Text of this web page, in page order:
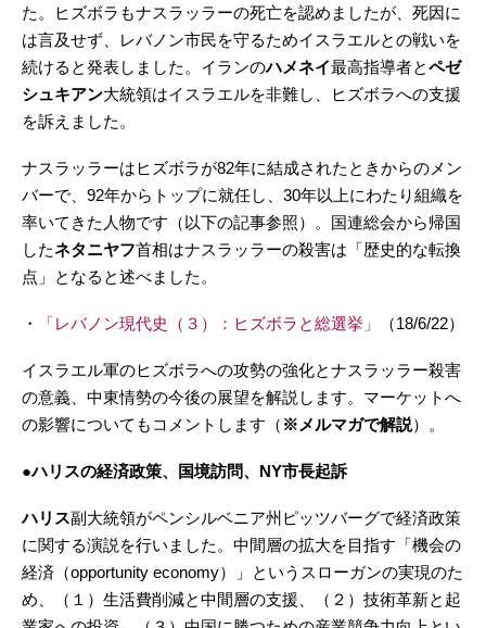
た。ヒズボラもナスラッラーの死亡を認めましたが、死因に
は言及せず、レバノン市民を守るためイスラエルとの戦いを
続けると発表しました。イランのハメネイ最高指導者とペゼ
シュキアン大統領はイスラエルを非難し、ヒズボラへの支援
を訴えました。
ナスラッラーはヒズボラが82年に結成されたときからのメン
バーで、92年からトップに就任し、30年以上にわたり組織を
率いてきた人物です（以下の記事参照）。国連総会から帰国
したネタニヤフ首相はナスラッラーの殺害は「歴史的な転換
点」となると述べました。
・ 「レバノン現代史（３）：ヒズボラと総選挙」 （18/6/22）
イスラエル軍のヒズボラへの攻勢の強化とナスラッラー殺害
の意義、中東情勢の今後の展望を解説します。マーケットへ
の影響についてもコメントします（ ※メルマガで解説）。
●ハリスの経済政策、国境訪問、NY市長起訴
ハリス副大統領がペンシルベニア州ピッツバーグで経済政策
に関する演説を行いました。中間層の拡大を目指す「機会の
経済（opportunity economy）」というスローガンの実現のた
め、（１）生活費削減と中間層の支援、（２）技術革新と起